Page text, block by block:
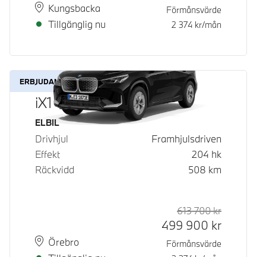
PlatsKungsbacka
Leveranstid
Tillgänglig nu
Förmånsvärde
2 374 kr/mån
ERBJUDANDE
iX1 eDrive20
Bränsle
ELBIL
Drivhjul
Framhjulsdriven
Effekt
204 hk
Räckvidd
508 km
PlatsÖrebro
Leveranstid
Rek. ord
613 700kr
499 900 kr
Förmånsvärde